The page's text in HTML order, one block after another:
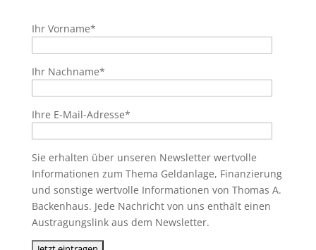
Ihr Vorname*
Ihr Nachname*
Ihre E-Mail-Adresse*
Sie erhalten über unseren Newsletter wertvolle
Informationen zum Thema Geldanlage, Finanzierung
und sonstige wertvolle Informationen von Thomas A.
Backenhaus. Jede Nachricht von uns enthält einen
Austragungslink aus dem Newsletter.